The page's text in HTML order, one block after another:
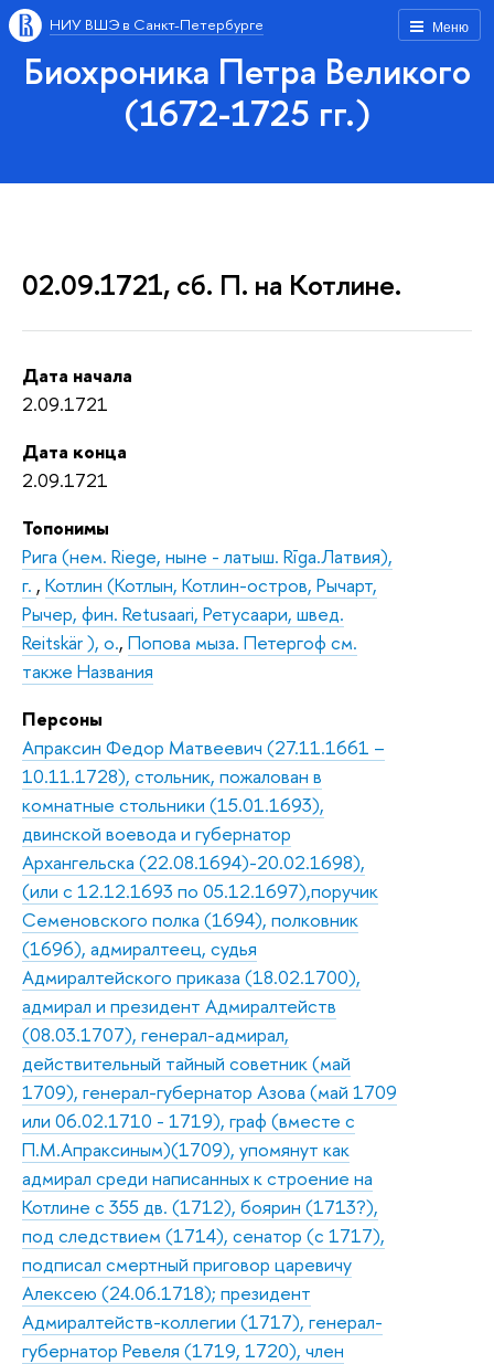
Меню
НИУ ВШЭ в Санкт-Петербурге
Биохроника Петра Великого
(1672-1725 гг.)
02.09.1721, сб. П. на Котлине.
Дата начала
2.09.1721
Дата конца
2.09.1721
Топонимы
Рига (нем. Riege, ныне - латыш. Rīga.Латвия),
г. , Котлин (Котлын, Котлин-остров, Рычарт,
Рычер, фин. Retusaari, Ретусаари, швед.
Reitskär ), о., Попова мыза. Петергоф см.
также Названия
Персоны
Апраксин Федор Матвеевич (27.11.1661 –
10.11.1728), стольник, пожалован в
комнатные стольники (15.01.1693),
двинской воевода и губернатор
Архангельска (22.08.1694)-20.02.1698),
(или с 12.12.1693 по 05.12.1697),поручик
Семеновского полка (1694), полковник
(1696), адмиралтеец, судья
Адмиралтейского приказа (18.02.1700),
адмирал и президент Адмиралтейств
(08.03.1707), генерал-адмирал,
действительный тайный советник (май
1709), генерал-губернатор Азова (май 1709
или 06.02.1710 - 1719), граф (вместе с
П.М.Апраксиным)(1709), упомянут как
адмирал среди написанных к строение на
Котлине с 355 дв. (1712), боярин (1713?),
под следствием (1714), сенатор (с 1717),
подписал смертный приговор царевичу
Алексею (24.06.1718); президент
Адмиралтейств-коллегии (1717), генерал-
губернатор Ревеля (1719, 1720), член